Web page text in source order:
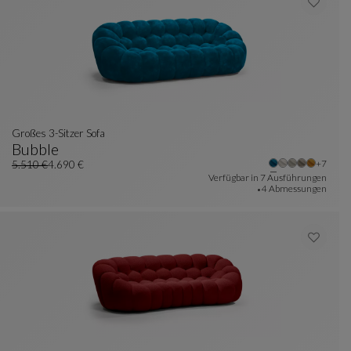
Bubble
Großes 3-Sitzer Sofa
Siehe Vollständige Beschreibung
Großes 3-Sitzer Sofa
5.510 €4.690 €
+7
Verfügbar in 7 Ausführungen
4 Abmessungen